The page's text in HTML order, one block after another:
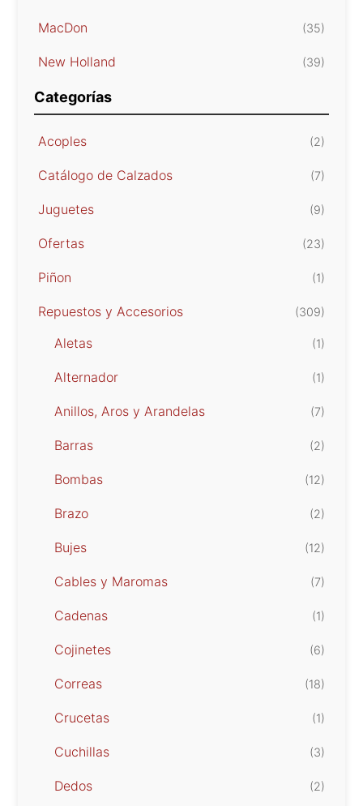
MacDon (35)
New Holland (39)
Categorías
Acoples (2)
Catálogo de Calzados (7)
Juguetes (9)
Ofertas (23)
Piñon (1)
Repuestos y Accesorios (309)
Aletas (1)
Alternador (1)
Anillos, Aros y Arandelas (7)
Barras (2)
Bombas (12)
Brazo (2)
Bujes (12)
Cables y Maromas (7)
Cadenas (1)
Cojinetes (6)
Correas (18)
Crucetas (1)
Cuchillas (3)
Dedos (2)